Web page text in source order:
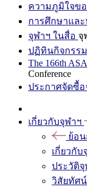
ความภูมิใจข
การศึกษาแล
จุฬาฯ ในสื่อ จุ
ปฏิทินกิจกรรม
The 166th
Conference
ประกาศจัดซื้อ
เกี่ยวกับจุฬาฯ
ย้อ
เกี่ยวกับ
ประวัติจุ
วิสัยทัศ